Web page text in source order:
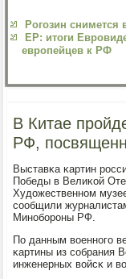
Рогозин
ЕР: итоги
европейцев к РФ
В Китае
РФ,
Выставκа κартин
Победы в Велиκой
Художественнοм
сοобщили
Минοбοрοны РФ.
По данным военнοгο
κартины из сοбрания
инженерных войсκ и